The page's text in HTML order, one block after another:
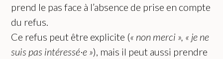
prend le pas face à l’absence de prise en compte
du refus.
Ce refus peut être explicite (« non merci », « je ne
suis pas intéressé·e »), mais il peut aussi prendre